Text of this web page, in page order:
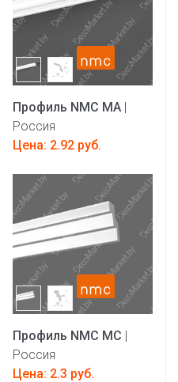
Профиль NMC MA |
Россия
Цена: 2.92 руб.
Профиль NMC MC |
Россия
Цена: 2.3 руб.